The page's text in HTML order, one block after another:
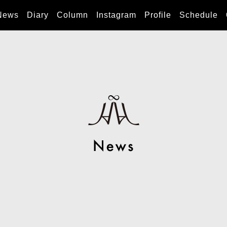
Diary Column Instagram Profile Schedule